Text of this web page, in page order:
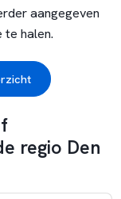
aangegeven
te halen.
regio Den